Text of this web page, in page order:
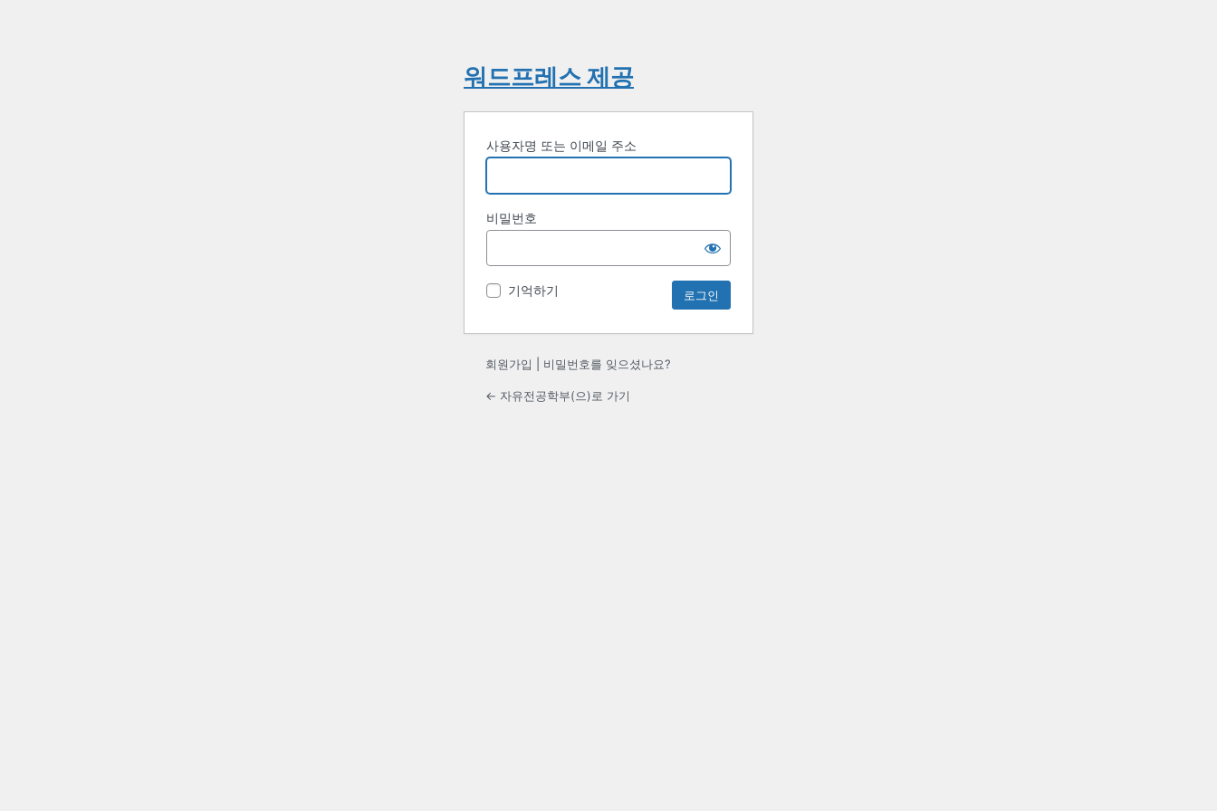
워드프레스 제공
사용자명 또는 이메일 주소
비밀번호
기억하기
회원가입 비밀번호를 잊으셨나요?
← 자유전공학부(으)로 가기